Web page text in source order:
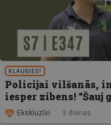
KLAUSIES!
Policijai vilšanās,
iesper zibens! “Šauj
Ekskluzīvi 3 dienas